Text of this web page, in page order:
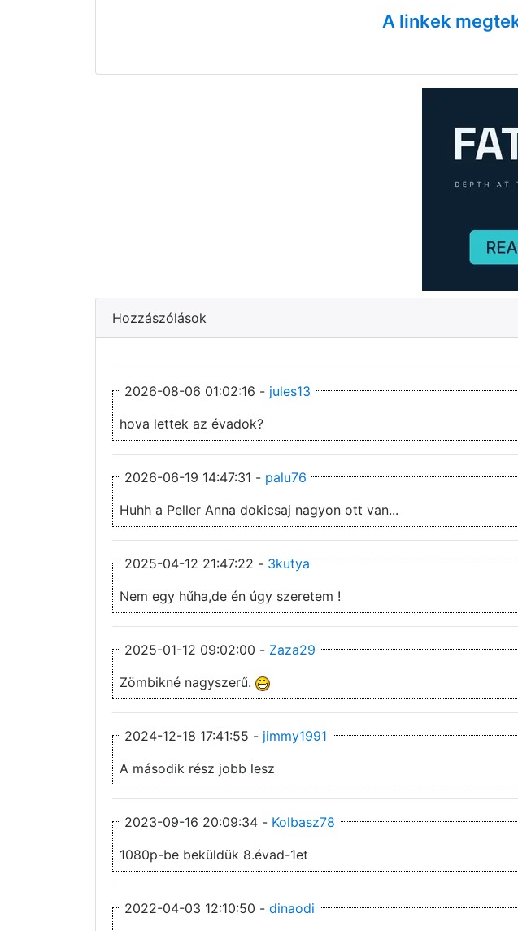
A linkek
Hozzászólások
2026-08-06 01:02:16 - jules13
hova lettek az évadok?
2026-06-19 14:47:31 - palu76
Huhh a Peller Anna dokicsaj nagyon ott van...
2025-04-12 21:47:22 - 3kutya
Nem egy hűha,de én úgy szeretem !
2025-01-12 09:02:00 - Zaza29
Zömbikné nagyszerű.
2024-12-18 17:41:55 - jimmy1991
A második rész jobb lesz
2023-09-16 20:09:34 - Kolbasz78
1080p-be beküldük 8.évad-1et
2022-04-03 12:10:50 - dinaodi